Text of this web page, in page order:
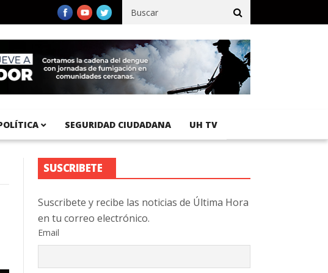
del Pacífico registra 92 % de avance en obras de terracería
SEGURIDAD CIUDADANA UH TV
SUSCRIBETE
Suscribete y recibe las noticias de Última Hora
en tu correo electrónico.
Email